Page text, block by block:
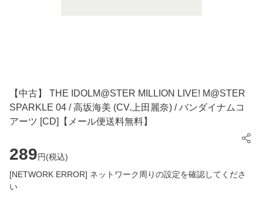
【中古】 THE IDOLM@STER MILLION LIVE! M@STER
SPARKLE 04 / 高坂海美 (CV.上田麗奈) / バンダイナムコ
アーツ [CD]【メール便送料無料】
289円(税込)
[NETWORK ERROR] ネットワーク周りの設定を確認してくださ
い